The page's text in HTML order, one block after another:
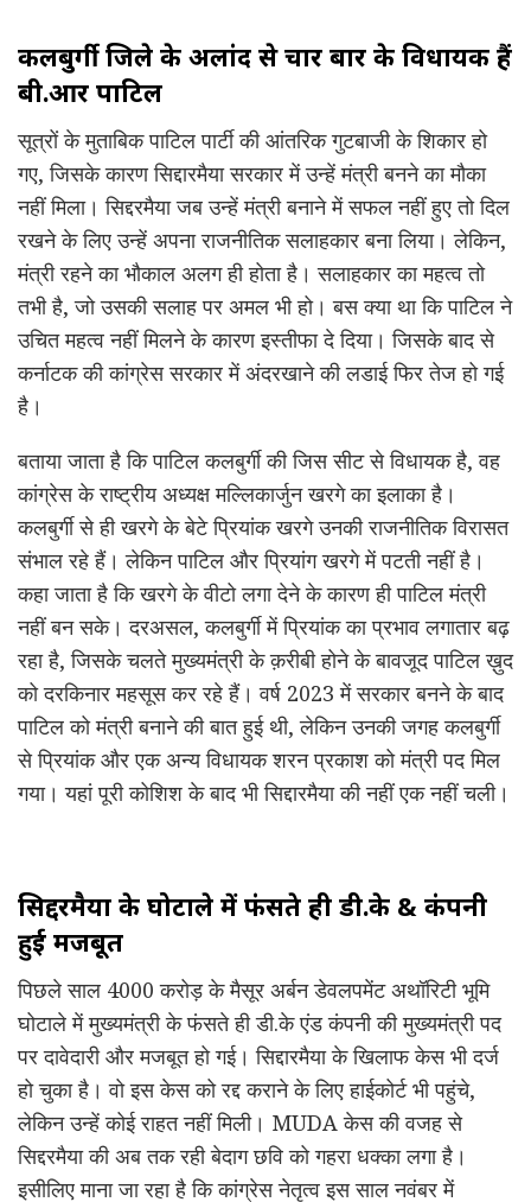
कलबुर्गी जिले के अलांद से चार बार के विधायक हैं
बी.आर पाटिल
सूत्रों के मुताबिक पाटिल पार्टी की आंतरिक गुटबाजी के शिकार हो
गए, जिसके कारण सिद्दारमैया सरकार में उन्हें मंत्री बनने का मौका
नहीं मिला। सिद्दरमैया जब उन्हें मंत्री बनाने में सफल नहीं हुए तो दिल
रखने के लिए उन्हें अपना राजनीतिक सलाहकार बना लिया। लेकिन,
मंत्री रहने का भौकाल अलग ही होता है। सलाहकार का महत्व तो
तभी है, जो उसकी सलाह पर अमल भी हो। बस क्या था कि पाटिल ने
उचित महत्व नहीं मिलने के कारण इस्तीफा दे दिया। जिसके बाद से
कर्नाटक की कांग्रेस सरकार में अंदरखाने की लडाई फिर तेज हो गई
है।
बताया जाता है कि पाटिल कलबुर्गी की जिस सीट से विधायक है, वह
कांग्रेस के राष्ट्रीय अध्यक्ष मल्लिकार्जुन खरगे का इलाका है।
कलबुर्गी से ही खरगे के बेटे प्रियांक खरगे उनकी राजनीतिक विरासत
संभाल रहे हैं। लेकिन पाटिल और प्रियांग खरगे में पटती नहीं है।
कहा जाता है कि खरगे के वीटो लगा देने के कारण ही पाटिल मंत्री
नहीं बन सके। दरअसल, कलबुर्गी में प्रियांक का प्रभाव लगातार बढ़
रहा है, जिसके चलते मुख्यमंत्री के क़रीबी होने के बावजूद पाटिल ख़ुद
को दरकिनार महसूस कर रहे हैं। वर्ष 2023 में सरकार बनने के बाद
पाटिल को मंत्री बनाने की बात हुई थी, लेकिन उनकी जगह कलबुर्गी
से प्रियांक और एक अन्य विधायक शरन प्रकाश को मंत्री पद मिल
गया। यहां पूरी कोशिश के बाद भी सिद्दारमैया की नहीं एक नहीं चली।
सिद्दरमैया के घोटाले में फंसते ही डी.के & कंपनी
हुई मजबूत
पिछले साल 4000 करोड़ के मैसूर अर्बन डेवलपमेंट अथॉरिटी भूमि
घोटाले में मुख्यमंत्री के फंसते ही डी.के एंड कंपनी की मुख्यमंत्री पद
पर दावेदारी और मजबूत हो गई। सिद्दारमैया के खिलाफ केस भी दर्ज
हो चुका है। वो इस केस को रद्द कराने के लिए हाईकोर्ट भी पहुंचे,
लेकिन उन्हें कोई राहत नहीं मिली। MUDA केस की वजह से
सिद्दरमैया की अब तक रही बेदाग छवि को गहरा धक्का लगा है।
इसीलिए माना जा रहा है कि कांग्रेस नेतृत्व इस साल नवंबर में